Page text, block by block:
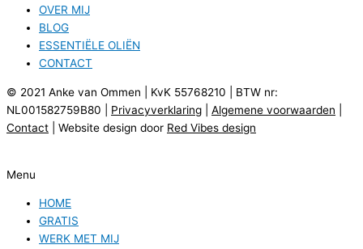
OVER MIJ
BLOG
ESSENTIËLE OLIËN
CONTACT
© 2021 Anke van Ommen | KvK 55768210 | BTW nr:
NL001582759B80 | Privacyverklaring Algemene voorwaarden
Contact | Website design door Red Vibes design
Menu
HOME
GRATIS
WERK MET MIJ